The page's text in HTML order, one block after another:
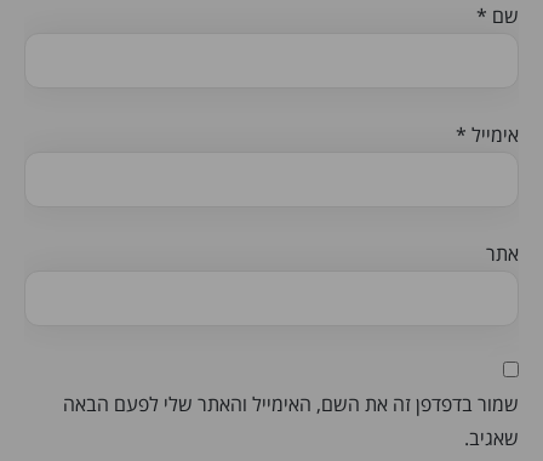
שם *
אימייל *
אתר
שמור בדפדפן זה את השם, האימייל והאתר שלי לפעם הבאה
שאגיב.